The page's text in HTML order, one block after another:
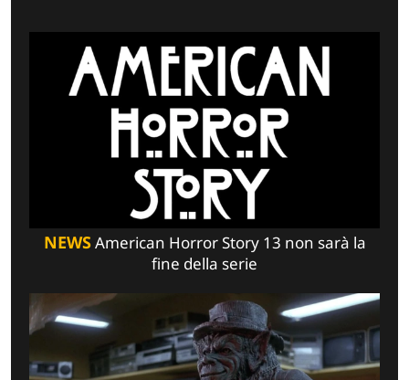
NEWSAmerican Horror Story 13 non sarà la
fine della serie